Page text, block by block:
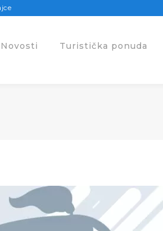
Novosti Turistička ponuda